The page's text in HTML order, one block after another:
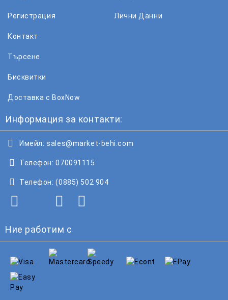
Регистрация Лични Данни
Контакт
Търсене
Бисквитки
Доставка с BoxNow
Информация за контакти:
Имейл: sales@market-behi.com
Телефон: 070091115
Телефон: (0885) 502 904
Ние работим с